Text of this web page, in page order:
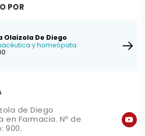
POR
Olaizola De Diego
y homeópata
de Diego
en Farmacia. Nº de
900.